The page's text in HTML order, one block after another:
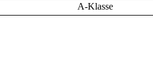
A-Klasse